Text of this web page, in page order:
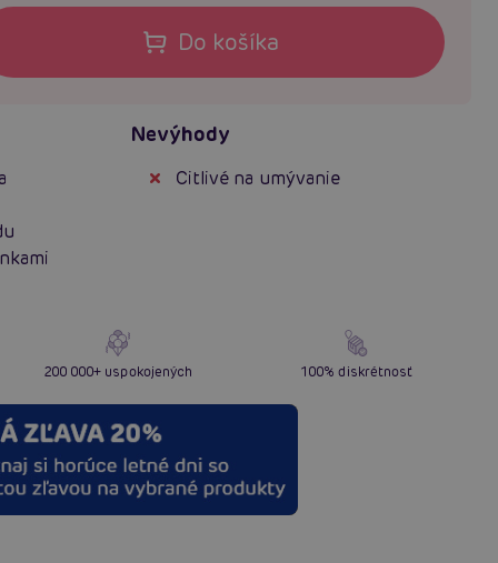
Do košíka
Nevýhody
Citlivé na umývanie
200 000+ uspokojených 100% diskrétnosť